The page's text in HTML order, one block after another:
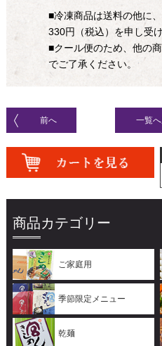
■冷凍商品は送料の他に
330円（税込）を申し受け
■クール便のため、他の
でご了承ください。
前へ 一覧
商品カテゴリー
ご家庭用
季節限定メニュー
乾麺